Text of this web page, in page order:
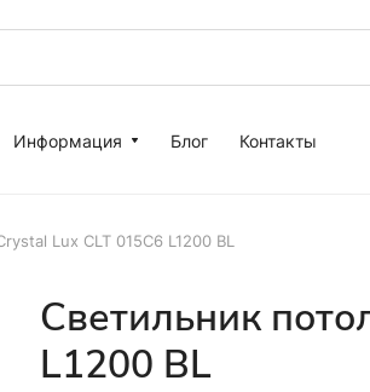
Информация Блог Контакты
Lux CLT 015C6 L1200 BL
Светильник
L1200 BL